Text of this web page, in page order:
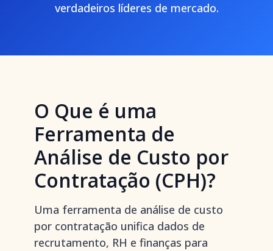
verdadeiros líderes de mercado.
O Que é uma
Ferramenta de
Análise de Custo por
Contratação (CPH)?
Uma ferramenta de análise de custo
por contratação unifica dados de
recrutamento, RH e finanças para